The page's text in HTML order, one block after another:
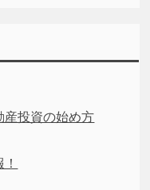
産投資の始め方